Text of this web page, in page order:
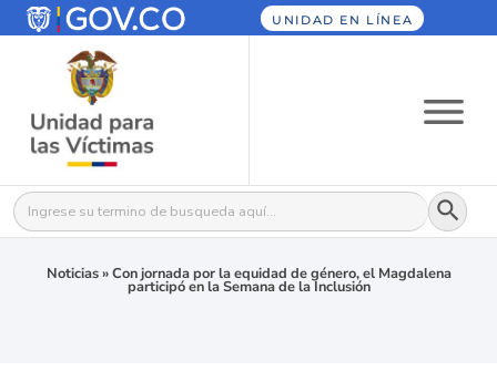
UNIDAD EN LÍNEA
Buscar: Botón
Noticias»Con jornada por la equidad de género, el Magdalena
participó en la Semana de la Inclusión